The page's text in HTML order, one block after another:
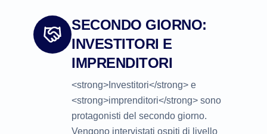
SECONDO GIORNO:
INVESTITORI E
IMPRENDITORI
<strong>Investitori</strong> e
<strong>imprenditori</strong> sono
protagonisti del secondo giorno.
Vengono intervistati ospiti di livello